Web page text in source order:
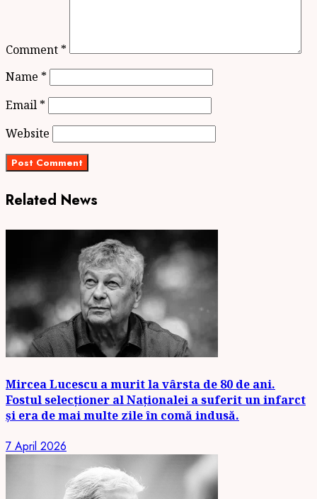
Comment *
Name *
Email *
Website
Related News
Mircea Lucescu a murit la vârsta de 80 de ani.
Fostul selecționer al Naționalei a suferit un infarct
și era de mai multe zile în comă indusă.
7 April 2026